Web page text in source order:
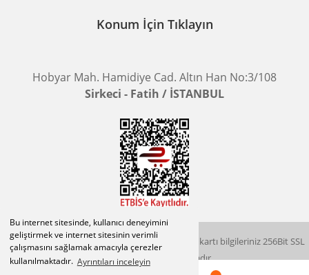
Bu internet sitesinde, kullanıcı deneyimini
geliştirmek ve internet sitesinin verimli
çalışmasını sağlamak amacıyla çerezler
kullanılmaktadır. Ayrıntıları inceleyin
Konum İçin Tıklayın
Hobyar Mah. Hamidiye Cad. Altın Han No:3/108
Sirkeci - Fatih / İSTANBUL
2015 © herigo.com | Tüm Hakları Saklıdır. Kredi kartı bilgileriniz 256Bit SSL
sertifikası ile korunmaktadır.